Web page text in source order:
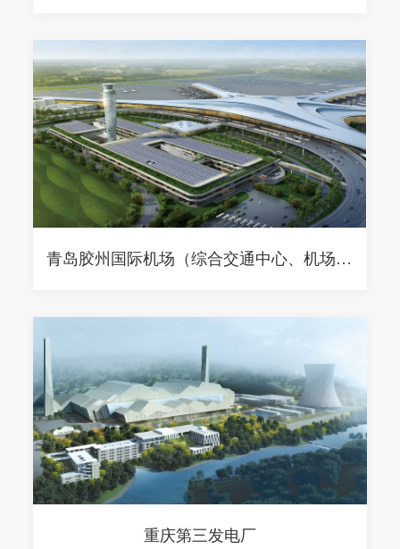
青岛胶州国际机场（综合交通中心、机场塔台）
重庆第三发电厂